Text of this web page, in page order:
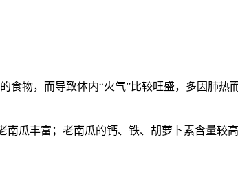
物，而导致体内“火气”比较旺盛，多因肺
瓜丰富；老南瓜的钙、铁、胡萝卜素含量较